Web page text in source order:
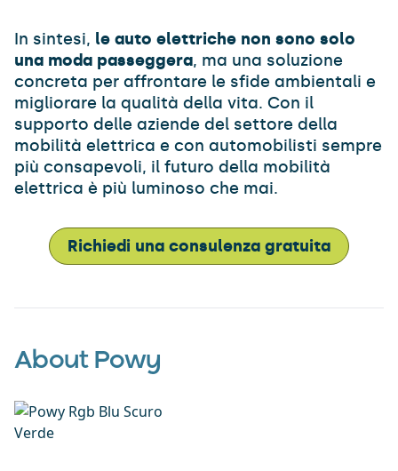
In sintesi, le auto elettriche non sono solo
una moda passeggera, ma una soluzione
concreta per affrontare le sfide ambientali e
migliorare la qualità della vita. Con il
supporto delle aziende del settore della
mobilità elettrica e con automobilisti sempre
più consapevoli, il futuro della mobilità
elettrica è più luminoso che mai.
Richiedi una consulenza gratuita
About Powy